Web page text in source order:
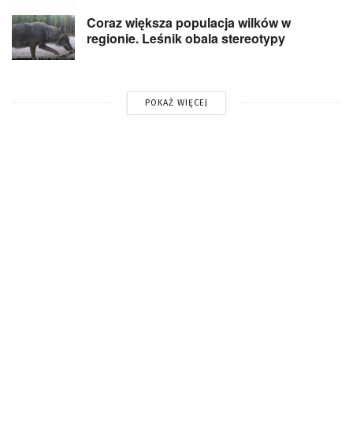
Coraz większa populacja wilków w
regionie. Leśnik obala stereotypy
POKAŻ WIĘCEJ